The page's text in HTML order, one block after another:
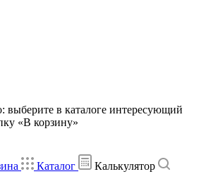
выберите в каталоге интересующий
«В корзину»
Каталог
Калькулятор